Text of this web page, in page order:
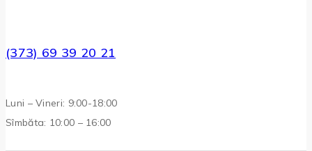
(373) 69 39 20 21
Luni – Vineri: 9:00-18:00
Sîmbăta: 10:00 – 16:00